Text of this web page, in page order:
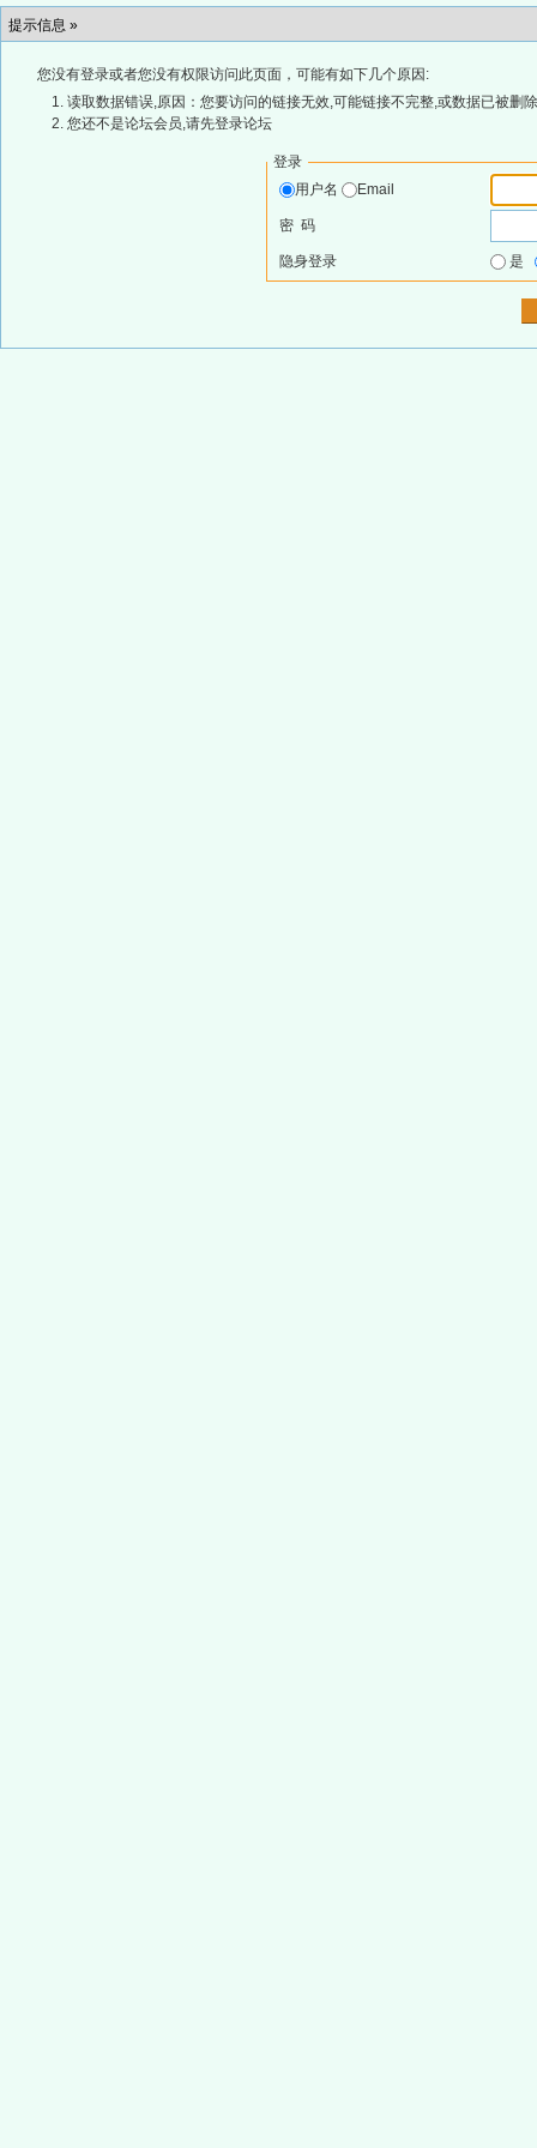
提示信息 »
您没有登录或者您没有权限访问此页面，可能有如下几个原因:
读取数据错误,原因：您要访问的链接无效,可能链接不完整,或数据已被删
您还不是论坛会员,请先登录论坛
登录
用户名
Email
密 码
隐身登录 是